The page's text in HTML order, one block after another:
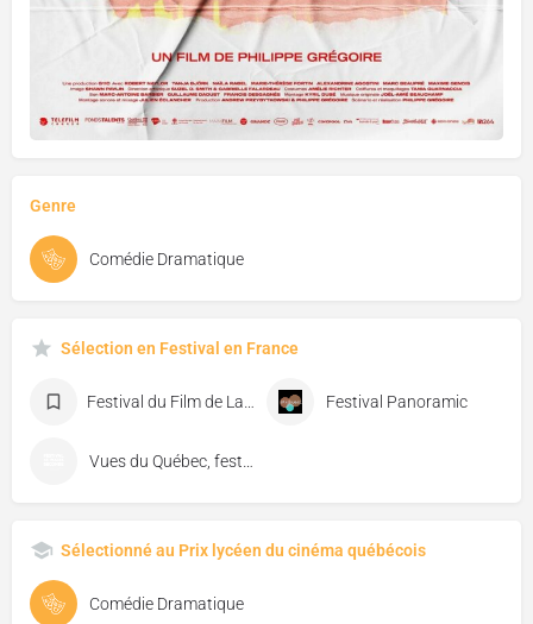
Genre
Comédie Dramatique
Sélection en Festival en France
Festival Panoramic
Sélectionné au Prix lycéen du cinéma québécois
Comédie Dramatique